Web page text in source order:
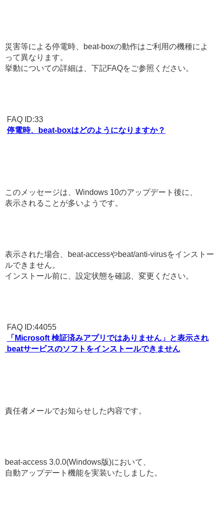
災害等による停電時、beat-boxの動作はご利用の機種によ
って異なります。
挙動についての詳細は、下記FAQをご参照ください。
FAQ ID:33
停電時、beat-boxはどのようになりますか？
このメッセージは、Windows 10のアップデート後に、
表示されることが多いようです。
表示された場合、beat-accessやbeat/anti-virusをインストー
ルできません。
インストール前に、設定状態を確認、変更ください。
FAQ ID:44055
「Microsoft 検証済みアプリではありません」と表示され
beatサービスのソフトをインストールできません
責任者メールでお知らせした内容です。
beat-access 3.0.0(Windows版)において、
自動アップデート機能を実装いたしました。